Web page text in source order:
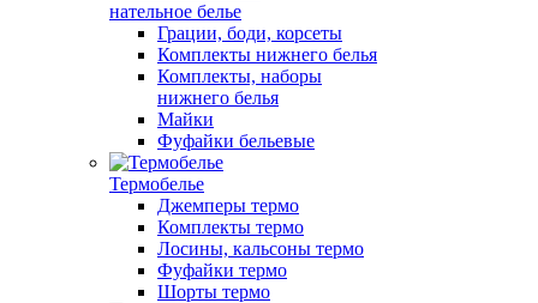
нательное белье
Грации, боди, корсеты
Комплекты нижнего белья
Комплекты, наборы
нижнего белья
Майки
Фуфайки бельевые
Термобелье
Джемперы термо
Комплекты термо
Лосины, кальсоны термо
Фуфайки термо
Шорты термо